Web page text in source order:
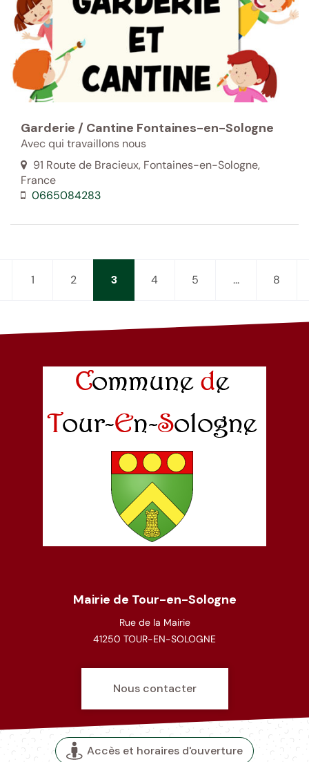
Garderie / Cantine Fontaines-en-Sologne
Avec qui travaillons nous
91 Route de Bracieux, Fontaines-en-Sologne,
France
0665084283
1 2 3 4 5 ... 8
Mairie de Tour-en-Sologne
Rue de la Mairie
41250 TOUR-EN-SOLOGNE
Nous contacter
Accès et horaires d'ouverture